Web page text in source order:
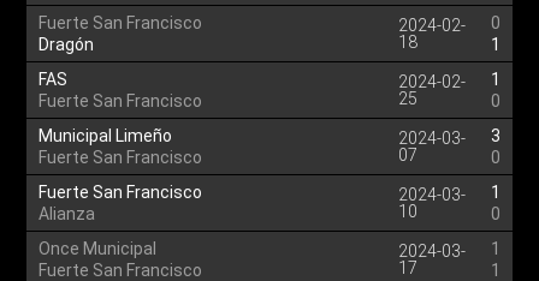
Fuerte San Francisco
Dragón
2024-02-
18
0
1
FAS
Fuerte San Francisco
2024-02-
25
1
0
Municipal Limeño
Fuerte San Francisco
2024-03-
07
3
0
Fuerte San Francisco
Alianza
2024-03-
10
1
0
Once Municipal
Fuerte San Francisco
2024-03-
17
1
1